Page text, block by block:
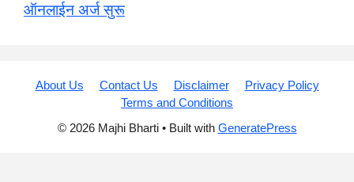
ऑनलाईन अर्ज सुरू
About Us Contact Us Disclaimer
Privacy Policy
Terms and Conditions
© 2026 Majhi Bharti • Built with GeneratePress